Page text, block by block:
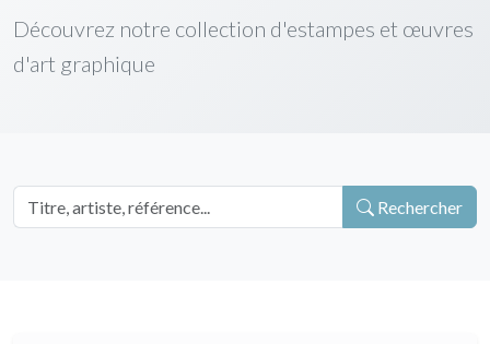
Découvrez notre collection d'estampes et œuvres
d'art graphique
Rechercher